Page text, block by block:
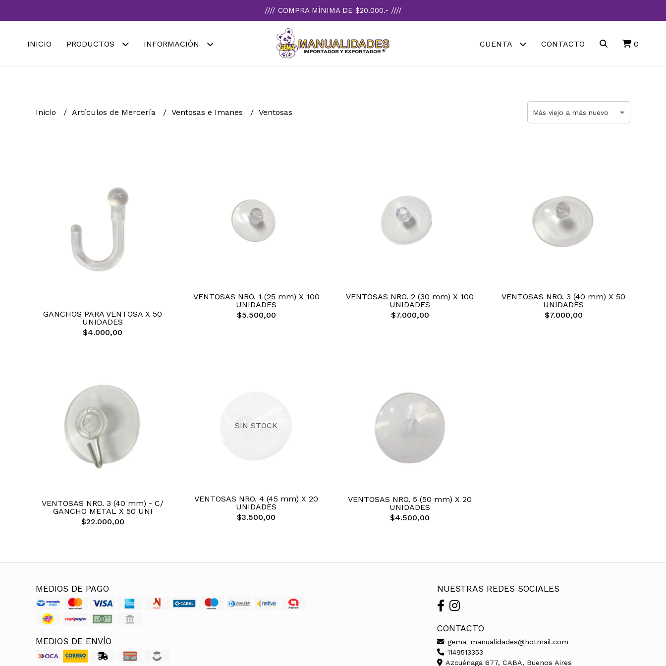
//// COMPRA MÍNIMA DE $20.000.- ////
INICIO PRODUCTOS INFORMACIÓN CUENTA CONTACTO 0
Inicio Artículos de Mercería Ventosas e Imanes Ventosas
GANCHOS PARA VENTOSA X 50
UNIDADES
$4.000,00
VENTOSAS NRO. 1 (25 mm) X 100
UNIDADES
$5.500,00
VENTOSAS NRO. 2 (30 mm) X 100
UNIDADES
$7.000,00
VENTOSAS NRO. 3 (40 mm) X 50
UNIDADES
$7.000,00
VENTOSAS NRO. 3 (40 mm) - C/
GANCHO METAL X 50 UNI
$22.000,00
SIN STOCK
VENTOSAS NRO. 4 (45 mm) X 20
UNIDADES
$3.500,00
VENTOSAS NRO. 5 (50 mm) X 20
UNIDADES
$4.500,00
MEDIOS DE PAGO
MEDIOS DE ENVÍO
NUESTRAS REDES SOCIALES
CONTACTO
gema_manualidades@hotmail.com
1149513353
Azcuénaga 677, CABA, Buenos Aires